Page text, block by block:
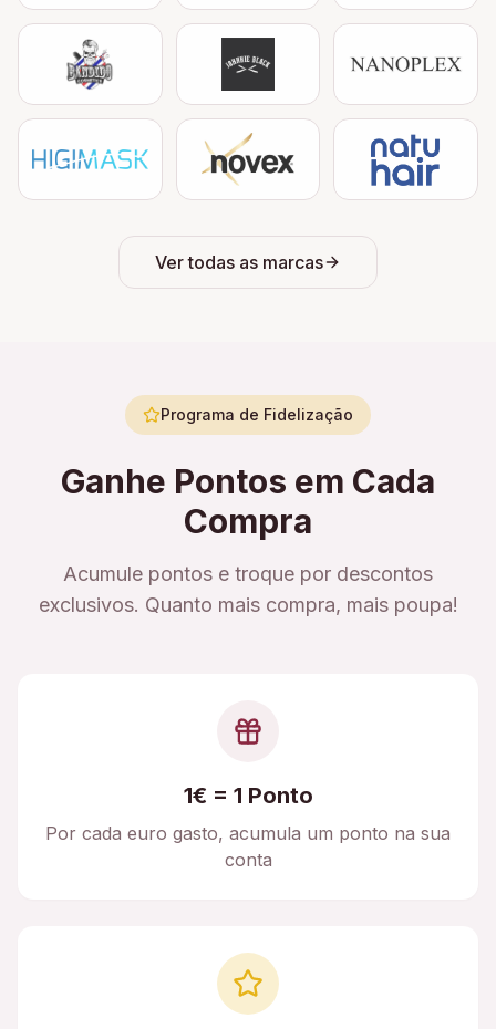
Ver todas as marcas
Programa de Fidelização
Ganhe Pontos em Cada
Compra
Acumule pontos e troque por descontos
exclusivos. Quanto mais compra, mais poupa!
1€ = 1 Ponto
Por cada euro gasto, acumula um ponto na sua
conta